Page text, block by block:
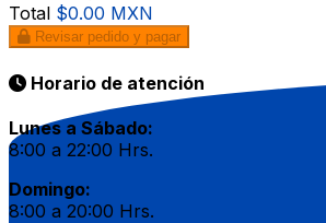
Total $0.00 MXN
Revisar pedido y pagar
Horario de atención
Lunes a Sábado:
8:00 a 22:00 Hrs.
Domingo:
8:00 a 20:00 Hrs.